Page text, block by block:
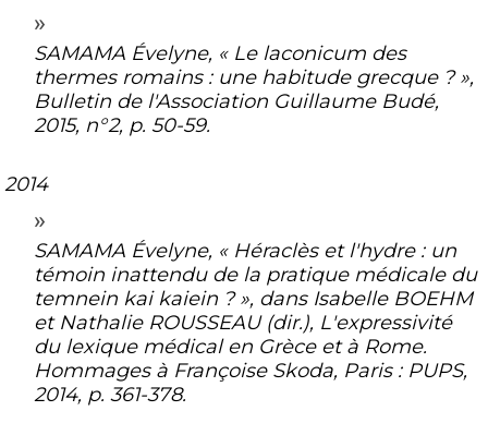
SAMAMA Évelyne, « Le laconicum des
thermes romains : une habitude grecque ? »,
Bulletin de l'Association Guillaume Budé,
2015, n°2, p. 50-59.
2014
SAMAMA Évelyne, « Héraclès et l'hydre : un
témoin inattendu de la pratique médicale du
temnein kai kaiein ? », dans Isabelle BOEHM
et Nathalie ROUSSEAU (dir.), L'expressivité
du lexique médical en Grèce et à Rome.
Hommages à Françoise Skoda, Paris : PUPS,
2014, p. 361-378.